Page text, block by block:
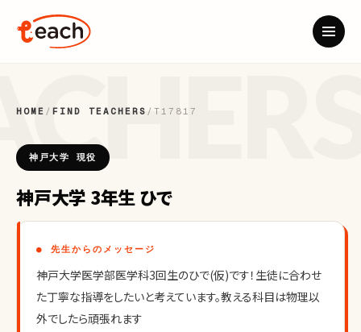
HOME / FIND TEACHERS / T17817
神戸大学 現役
神戸大学 3年生 ひで
● 先生からのメッセージ
神戸大学医学部医学科3回生のひで(仮)です！生徒に合わせ
た丁寧な指導をしたいと考えています。教える科目は物理以
外でしたら頑張れます